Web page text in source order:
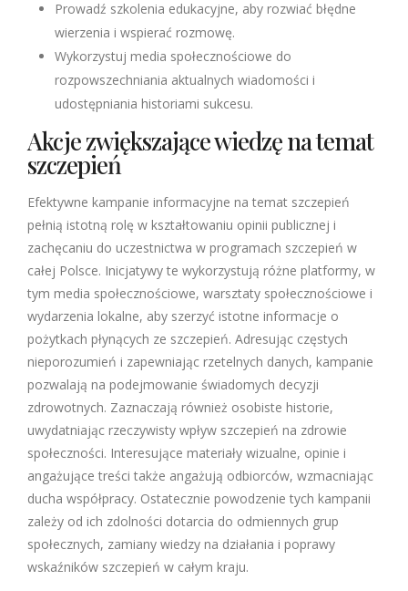
Prowadź szkolenia edukacyjne, aby rozwiać błędne
wierzenia i wspierać rozmowę.
Wykorzystuj media społecznościowe do
rozpowszechniania aktualnych wiadomości i
udostępniania historiami sukcesu.
Akcje zwiększające wiedzę na temat
szczepień
Efektywne kampanie informacyjne na temat szczepień
pełnią istotną rolę w kształtowaniu opinii publicznej i
zachęcaniu do uczestnictwa w programach szczepień w
całej Polsce. Inicjatywy te wykorzystują różne platformy, w
tym media społecznościowe, warsztaty społecznościowe i
wydarzenia lokalne, aby szerzyć istotne informacje o
pożytkach płynących ze szczepień. Adresując częstych
nieporozumień i zapewniając rzetelnych danych, kampanie
pozwalają na podejmowanie świadomych decyzji
zdrowotnych. Zaznaczają również osobiste historie,
uwydatniając rzeczywisty wpływ szczepień na zdrowie
społeczności. Interesujące materiały wizualne, opinie i
angażujące treści także angażują odbiorców, wzmacniając
ducha współpracy. Ostatecznie powodzenie tych kampanii
zależy od ich zdolności dotarcia do odmiennych grup
społecznych, zamiany wiedzy na działania i poprawy
wskaźników szczepień w całym kraju.